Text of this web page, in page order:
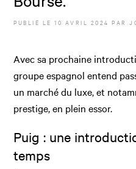
PUBLIÉ LE10 AVRIL 2024 PAR
Avec sa prochaine
groupe espagnol entend
un marché du luxe, et
prestige, en plein essor.
Puig : une
temps